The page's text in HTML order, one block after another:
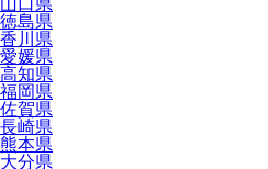
山口県
徳島県
香川県
愛媛県
高知県
福岡県
佐賀県
長崎県
熊本県
大分県